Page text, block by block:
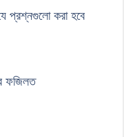
প্রশ্নগুলো করা হবে
ফজিলত